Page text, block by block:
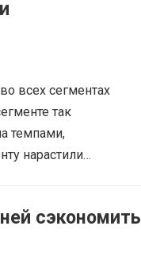
всех сегментах
так
темпами,
нарастили
сэкономить